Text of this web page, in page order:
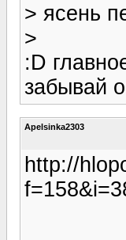
> ясень
>
:D
забывай
Apelsinka2303
http://